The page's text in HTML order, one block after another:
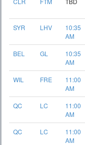
SYR
LHV
10:35
AM
BEL
GL
10:35
AM
WIL
FRE
11:00
AM
QC
LC
11:00
AM
QC
LC
11:00
AM